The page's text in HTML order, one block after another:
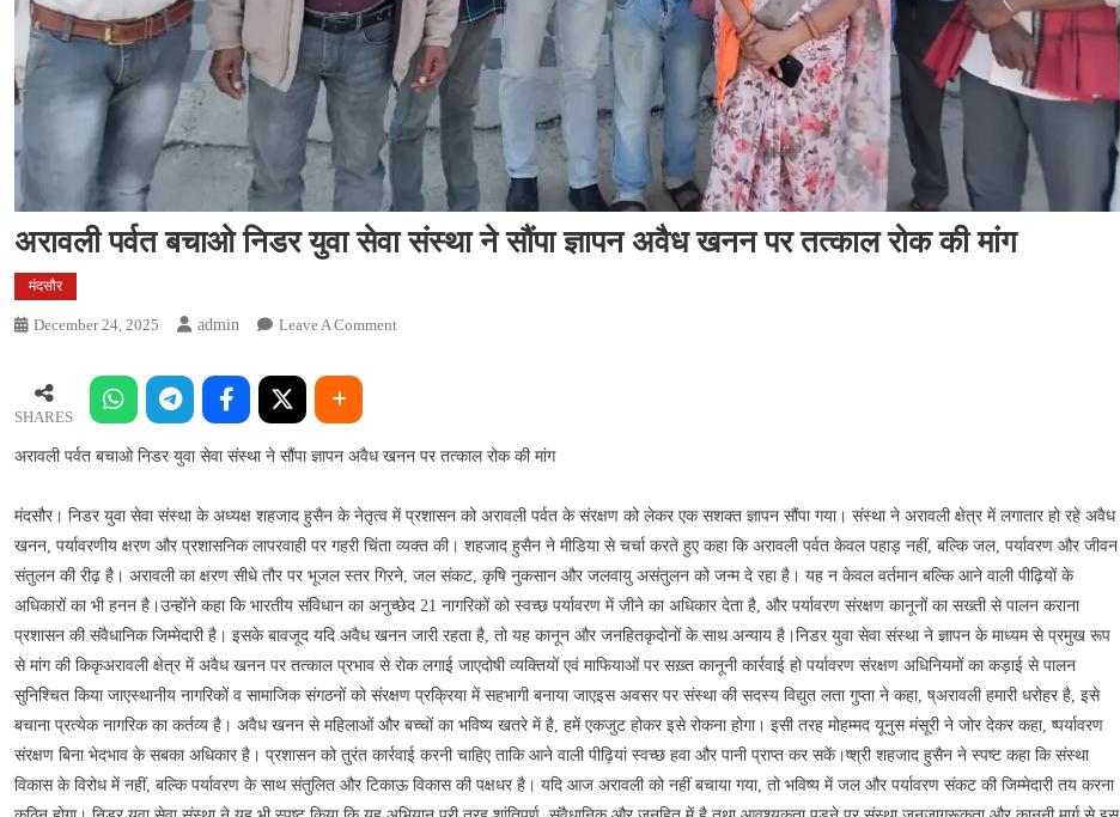
अरावली पर्वत बचाओ निडर युवा सेवा संस्था ने सौंपा ज्ञापन अवैध खनन पर तत्काल रोक की मांग
मंदसौर
December 24, 2025 Admin Leave A CommentOn
युवा
संस्था
ने
सौंपा
ज्ञापन
खनन
तत्काल
रोक
की
मांग
SHARES
अरावली पर्वत बचाओ निडर युवा सेवा संस्था ने सौंपा ज्ञापन अवैध खनन पर तत्काल रोक की मांग
मंदसौर। निडर युवा सेवा संस्था के अध्यक्ष शहजाद हुसैन के नेतृत्व में प्रशासन को अरावली पर्वत के संरक्षण को लेकर एक सशक्त ज्ञापन सौंपा गया। संस्था ने अरावली क्षेत्र में लगातार हो रहे अवैध
खनन, पर्यावरणीय क्षरण और प्रशासनिक लापरवाही पर गहरी चिंता व्यक्त की। शहजाद हुसैन ने मीडिया से चर्चा करते हुए कहा कि अरावली पर्वत केवल पहाड़ नहीं, बल्कि जल, पर्यावरण और जीवन
संतुलन की रीढ़ है। अरावली का क्षरण सीधे तौर पर भूजल स्तर गिरने, जल संकट, कृषि नुकसान और जलवायु असंतुलन को जन्म दे रहा है। यह न केवल वर्तमान बल्कि आने वाली पीढ़ियों के
अधिकारों का भी हनन है।उन्होंने कहा कि भारतीय संविधान का अनुच्छेद 21 नागरिकों को स्वच्छ पर्यावरण में जीने का अधिकार देता है, और पर्यावरण संरक्षण कानूनों का सख्ती से पालन कराना
प्रशासन की संवैधानिक जिम्मेदारी है। इसके बावजूद यदि अवैध खनन जारी रहता है, तो यह कानून और जनहितकृदोनों के साथ अन्याय है।निडर युवा सेवा संस्था ने ज्ञापन के माध्यम से प्रमुख रूप
से मांग की किकृअरावली क्षेत्र में अवैध खनन पर तत्काल प्रभाव से रोक लगाई जाएदोषी व्यक्तियों एवं माफियाओं पर सख़्त कानूनी कार्रवाई हो पर्यावरण संरक्षण अधिनियमों का कड़ाई से पालन
सुनिश्चित किया जाएस्थानीय नागरिकों व सामाजिक संगठनों को संरक्षण प्रक्रिया में सहभागी बनाया जाएइस अवसर पर संस्था की सदस्य विद्युत लता गुप्ता ने कहा, ष्अरावली हमारी धरोहर है, इसे
बचाना प्रत्येक नागरिक का कर्तव्य है। अवैध खनन से महिलाओं और बच्चों का भविष्य खतरे में है, हमें एकजुट होकर इसे रोकना होगा। इसी तरह मोहम्मद यूनुस मंसूरी ने जोर देकर कहा, ष्पर्यावरण
संरक्षण बिना भेदभाव के सबका अधिकार है। प्रशासन को तुरंत कार्रवाई करनी चाहिए ताकि आने वाली पीढ़ियां स्वच्छ हवा और पानी प्राप्त कर सकें।ष्श्री शहजाद हुसैन ने स्पष्ट कहा कि संस्था
विकास के विरोध में नहीं, बल्कि पर्यावरण के साथ संतुलित और टिकाऊ विकास की पक्षधर है। यदि आज अरावली को नहीं बचाया गया, तो भविष्य में जल और पर्यावरण संकट की जिम्मेदारी तय करना